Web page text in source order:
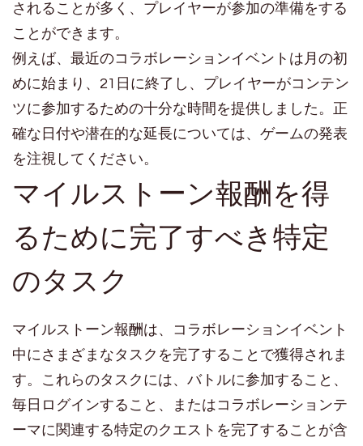
されることが多く、プレイヤーが参加の準備をする
ことができます。
例えば、最近のコラボレーションイベントは月の初
めに始まり、21日に終了し、プレイヤーがコンテン
ツに参加するための十分な時間を提供しました。正
確な日付や潜在的な延長については、ゲームの発表
を注視してください。
マイルストーン報酬を得
るために完了すべき特定
のタスク
マイルストーン報酬は、コラボレーションイベント
中にさまざまなタスクを完了することで獲得されま
す。これらのタスクには、バトルに参加すること、
毎日ログインすること、またはコラボレーションテ
ーマに関連する特定のクエストを完了することが含